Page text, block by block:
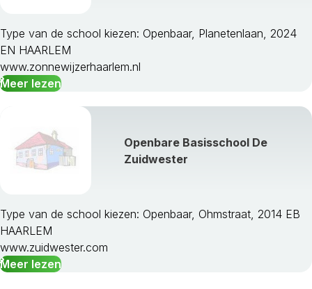
Type van de school kiezen: Openbaar, Planetenlaan, 2024
EN HAARLEM
www.zonnewijzerhaarlem.nl
Meer lezen
Openbare Basisschool De
Zuidwester
Type van de school kiezen: Openbaar, Ohmstraat, 2014 EB
HAARLEM
www.zuidwester.com
Meer lezen